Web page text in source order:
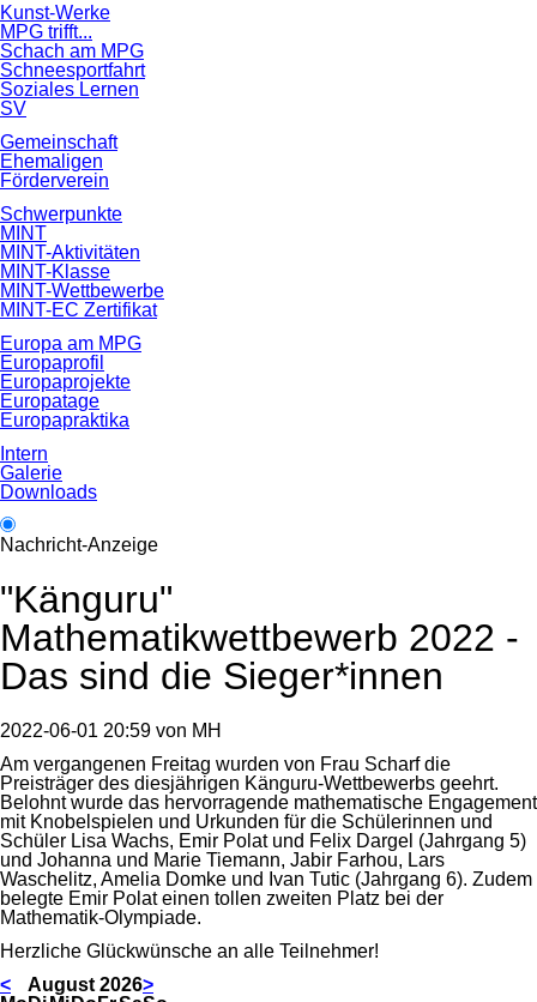
Kunst-Werke
MPG trifft...
Schach am MPG
Schneesportfahrt
Soziales Lernen
SV
Gemeinschaft
Ehemaligen
Förderverein
Schwerpunkte
MINT
MINT-Aktivitäten
MINT-Klasse
MINT-Wettbewerbe
MINT-EC Zertifikat
Europa am MPG
Europaprofil
Europaprojekte
Europatage
Europapraktika
Intern
Galerie
Downloads
Nachricht-Anzeige
"Känguru"
Mathematikwettbewerb 2022 -
Das sind die Sieger*innen
2022-06-01 20:59 von MH
Am vergangenen Freitag wurden von Frau Scharf die
Preisträger des diesjährigen Känguru-Wettbewerbs geehrt.
Belohnt wurde das hervorragende mathematische Engagement
mit Knobelspielen und Urkunden für die Schülerinnen und
Schüler Lisa Wachs, Emir Polat und Felix Dargel (Jahrgang 5)
und Johanna und Marie Tiemann, Jabir Farhou, Lars
Waschelitz, Amelia Domke und Ivan Tutic (Jahrgang 6). Zudem
belegte Emir Polat einen tollen zweiten Platz bei der
Mathematik-Olympiade.
Herzliche Glückwünsche an alle Teilnehmer!
<
August 2026>